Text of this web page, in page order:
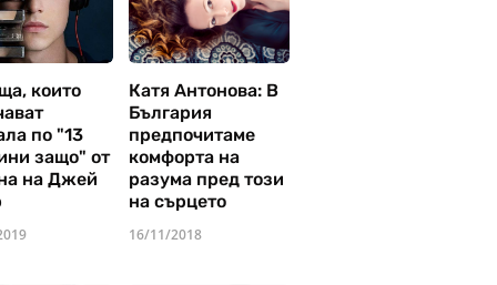
които
по "13
защо" от
на Джей
Катя Антонова: В
България
предпочитаме
комфорта на
разума пред този
на сърцето
16/11/2018